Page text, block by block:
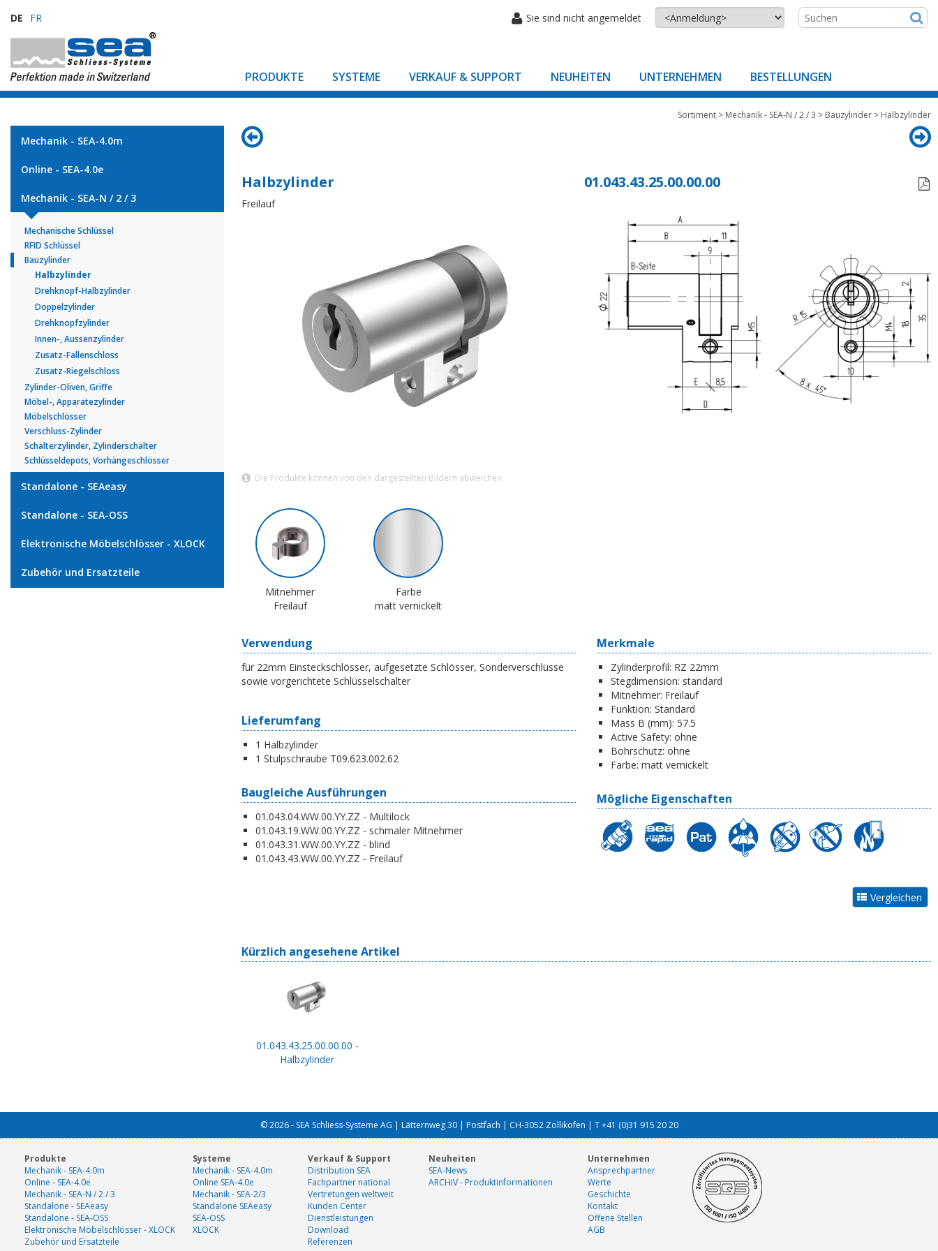
DE FR Sie sind nicht angemeldet
PRODUKTE SYSTEME VERKAUF & SUPPORT NEUHEITEN UNTERNEHMEN BESTELLUNGEN
Mechanik - SEA-4.0m
Online - SEA-4.0e
Mechanik - SEA-N / 2 / 3
Mechanische Schlüssel
RFID Schlüssel
Bauzylinder
Halbzylinder
Drehknopf-Halbzylinder
Doppelzylinder
Drehknopfzylinder
Innen-, Aussenzylinder
Zusatz-Fallenschloss
Zusatz-Riegelschloss
Zylinder-Oliven, Griffe
Möbel-, Apparatezylinder
Möbelschlösser
Verschluss-Zylinder
Schalterzylinder, Zylinderschalter
Schlüsseldepots, Vorhängeschlösser
Standalone - SEAeasy
Standalone - SEA-OSS
Elektronische Möbelschlösser - XLOCK
Zubehör und Ersatzteile
Sortiment > Mechanik - SEA-N / 2 / 3 > Bauzylinder > Halbzylinder
Halbzylinder 01.043.43.25.00.00.00

Freilauf
Die Produkte können von den dargestellten Bildern abweichen
Mitnehmer
Freilauf
Farbe
matt vernickelt
Verwendung
für 22mm Einsteckschlösser, aufgesetzte Schlösser, Sonderverschlüsse
sowie vorgerichtete Schlüsselschalter
Lieferumfang
1 Halbzylinder
1 Stulpschraube T09.623.002.62
Baugleiche Ausführungen
01.043.04.WW.00.YY.ZZ - Multilock
01.043.19.WW.00.YY.ZZ - schmaler Mitnehmer
01.043.31.WW.00.YY.ZZ - blind
01.043.43.WW.00.YY.ZZ - Freilauf
Merkmale
Zylinderprofil: RZ 22mm
Stegdimension: standard
Mitnehmer: Freilauf
Funktion: Standard
Mass B (mm): 57.5
Active Safety: ohne
Bohrschutz: ohne
Farbe: matt vernickelt
Mögliche Eigenschaften
Kürzlich angesehene Artikel
01.043.43.25.00.00.00 -
Halbzylinder
© 2026 - SEA Schliess-Systeme AG | Lätternweg 30 | Postfach | CH-3052 Zollikofen | T +41 (0)31 915 20 20
Produkte
Mechanik - SEA-4.0m
Online - SEA-4.0e
Mechanik - SEA-N / 2 / 3
Standalone - SEAeasy
Standalone - SEA-OSS
Elektronische Möbelschlösser - XLOCK
Zubehör und Ersatzteile
Systeme
Mechanik - SEA-4.0m
Online SEA-4.0e
Mechanik - SEA-2/3
Standalone SEAeasy
SEA-OSS
XLOCK
Verkauf & Support
Distribution SEA
Fachpartner national
Vertretungen weltweit
Kunden Center
Dienstleistungen
Download
Referenzen
Neuheiten
SEA-News
ARCHIV - Produktinformationen
Unternehmen
Ansprechpartner
Werte
Geschichte
Kontakt
Offene Stellen
AGB